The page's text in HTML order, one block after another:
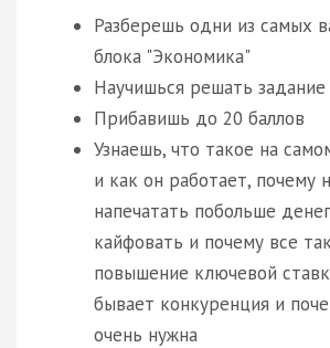
Разберешь одни из самых
блока "Экономика"
Научишься решать
Прибавишь до 20 баллов
Узнаешь, что такое на
и как он работает, почему
напечатать побольше
кайфовать и почему все
повышение ключевой
бывает конкуренция и
очень нужна